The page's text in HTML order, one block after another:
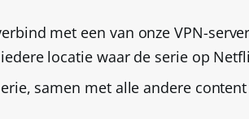
met een van onze VPN-
locatie waar de serie op
samen met alle andere